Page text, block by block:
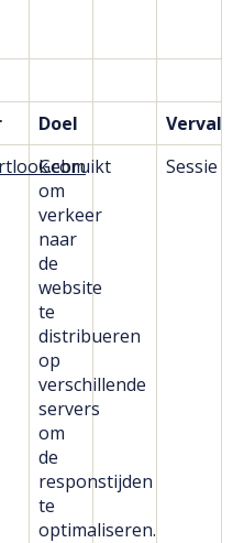
Doel
Gebruikt
om
verkeer
naar
de
website
te
distribueren
op
verschillende
servers
om
de
responstijden
te
optimaliseren.
Sessie